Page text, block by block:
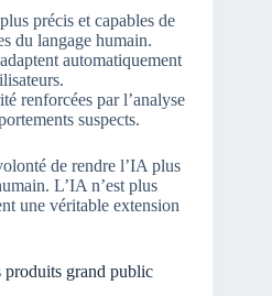
précis et capables de
du langage humain.
automatiquement
renforcées par l’analyse
suspects.
de rendre l’IA plus
L’IA n’est plus
une véritable extension
produits grand public